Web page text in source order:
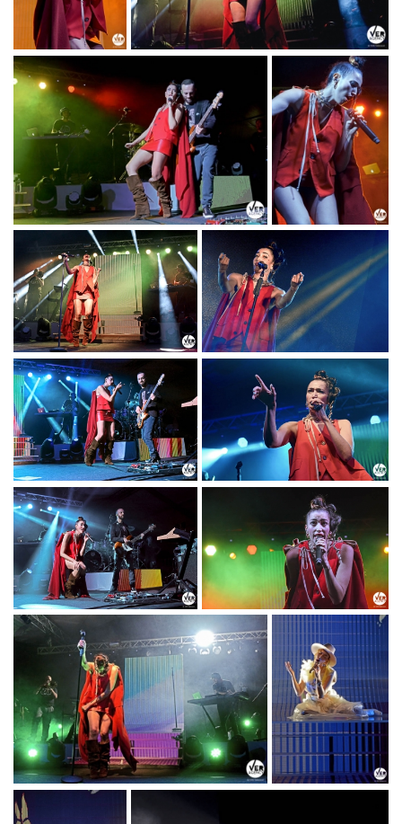
FABOZZI
NINA ZILLI
"MODERN
ART
TOUR"_PH
© TITTI
FABOZZI
NINA ZILLI "MODERN ART
TOUR"_PH © TITTI FABOZZI
NINA ZILLI "MODERN ART
TOUR"_PH © TITTI FABOZZI
NINA ZILLI
"MODERN
ART
TOUR"_PH
© TITTI
FABOZZI
NINA ZILLI
"MODERN ART
TOUR"_PH © TITTI
FABOZZI
NINA ZILLI "MODERN
ART TOUR"_PH ©
TITTI FABOZZI
NINA ZILLI
"MODERN ART
TOUR"_PH © TITTI
FABOZZI
NINA ZILLI "MODERN
ART TOUR"_PH ©
TITTI FABOZZI
NINA ZILLI
"MODERN ART
TOUR"_PH © TITTI
FABOZZI
NINA ZILLI "MODERN
ART TOUR"_PH ©
TITTI FABOZZI
NINA ZILLI "MODERN ART